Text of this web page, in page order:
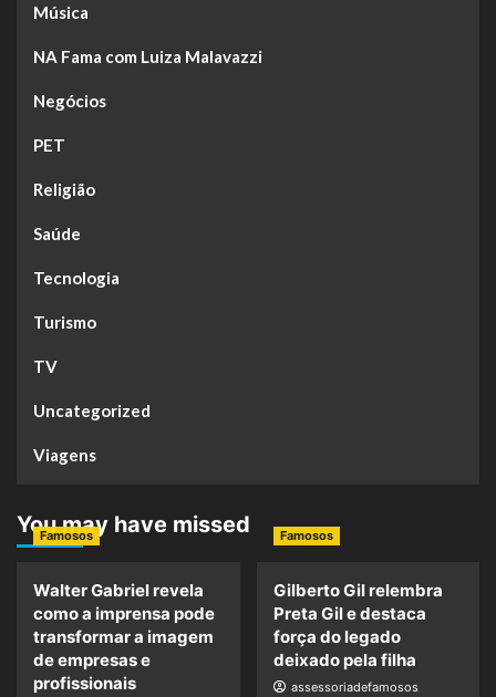
Música
NA Fama com Luiza Malavazzi
Negócios
PET
Religião
Saúde
Tecnologia
Turismo
TV
Uncategorized
Viagens
You may have missed
Famosos
Walter Gabriel revela
como a imprensa pode
transformar a imagem
de empresas e
profissionais
Famosos
Gilberto Gil relembra
Preta Gil e destaca
força do legado
deixado pela filha
assessoriadefamosos